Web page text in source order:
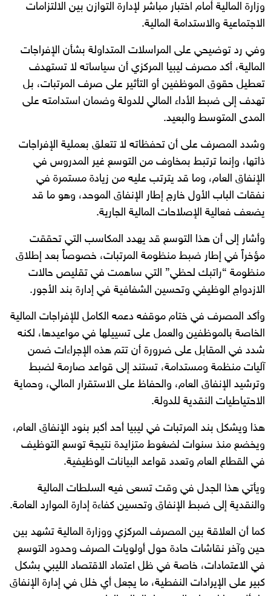
وزارة المالية أمام اختبار مباشر لإدارة التوازن بين الالتزامات
الاجتماعية والاستدامة المالية.
وفي رد توضيحي على المراسلات المتداولة بشأن الإفراجات
المالية، أكد مصرف ليبيا المركزي أن سياساته لا تستهدف
تعطيل حقوق الموظفين أو التأثير على صرف المرتبات، بل
تهدف إلى ضبط الأداء المالي للدولة وضمان استدامته على
المدى المتوسط والبعيد.
وشدد المصرف على أن تحفظاته لا تتعلق بعملية الإفراجات
ذاتها، وإنما ترتبط بمخاوف من التوسع غير المدروس في
الإنفاق العام، وما قد يترتب عليه من زيادة مستمرة في
نفقات الباب الأول خارج إطار الإنفاق الموحد، وهو ما قد
يضعف فعالية الإصلاحات المالية الجارية.
وأشار إلى أن هذا التوسع قد يهدد المكاسب التي تحققت
مؤخراً في إطار ضبط منظومة المرتبات، خصوصاً بعد إطلاق
منظومة “راتبك لحظي” التي ساهمت في تقليص حالات
الازدواج الوظيفي وتحسين الشفافية في إدارة بند الأجور.
وأكد المصرف في ختام موقفه دعمه الكامل للإفراجات المالية
الخاصة بالموظفين والعمل على تسييلها في مواعيدها، لكنه
شدد في المقابل على ضرورة أن تتم هذه الإجراءات ضمن
آليات منظمة ومستدامة، تستند إلى قواعد صارمة لضبط
وترشيد الإنفاق العام، والحفاظ على الاستقرار المالي، وحماية
الاحتياطيات النقدية للدولة.
هذا ويشكل بند المرتبات في ليبيا أحد أكبر بنود الإنفاق العام،
ويخضع منذ سنوات لضغوط متزايدة نتيجة توسع التوظيف
في القطاع العام وتعدد قواعد البيانات الوظيفية.
ويأتي هذا الجدل في وقت تسعى فيه السلطات المالية
والنقدية إلى ضبط الإنفاق وتحسين كفاءة إدارة الموارد العامة.
كما أن العلاقة بين المصرف المركزي ووزارة المالية تشهد بين
حين وآخر نقاشات حادة حول أولويات الصرف وحدود التوسع
في الاعتمادات، خاصة في ظل اعتماد الاقتصاد الليبي بشكل
كبير على الإيرادات النفطية، ما يجعل أي خلل في إدارة الإنفاق